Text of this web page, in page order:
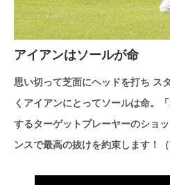
アイアンはソールが命
思い切って芝面にヘッドを打ち ス
くアイアンにとってソールは命。
するターゲットプレーヤーのショ
ンスで最高の抜けを約束します！（